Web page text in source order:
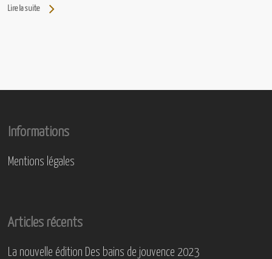
Lire la suite
Informations
Mentions légales
Articles récents
La nouvelle édition Des bains de jouvence 2023